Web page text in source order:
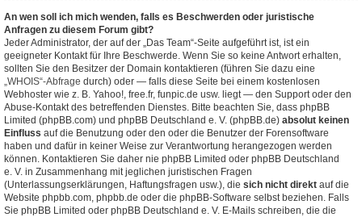
An wen soll ich mich wenden, falls es Beschwerden oder juristische
Anfragen zu diesem Forum gibt?
Jeder Administrator, der auf der „Das Team“-Seite aufgeführt ist, ist ein
geeigneter Kontakt für Ihre Beschwerde. Wenn Sie so keine Antwort erhalten,
sollten Sie den Besitzer der Domain kontaktieren (führen Sie dazu eine
„WHOIS“-Abfrage durch) oder — falls diese Seite bei einem kostenlosen
Webhoster wie z. B. Yahoo!, free.fr, funpic.de usw. liegt — den Support oder den
Abuse-Kontakt des betreffenden Dienstes. Bitte beachten Sie, dass phpBB
Limited (phpBB.com) und phpBB Deutschland e. V. (phpBB.de) absolut keinen
Einfluss auf die Benutzung oder den oder die Benutzer der Forensoftware
haben und dafür in keiner Weise zur Verantwortung herangezogen werden
können. Kontaktieren Sie daher nie phpBB Limited oder phpBB Deutschland
e. V. in Zusammenhang mit jeglichen juristischen Fragen
(Unterlassungserklärungen, Haftungsfragen usw.), die sich nicht direkt auf die
Website phpbb.com, phpbb.de oder die phpBB-Software selbst beziehen. Falls
Sie phpBB Limited oder phpBB Deutschland e. V. E-Mails schreiben, die die